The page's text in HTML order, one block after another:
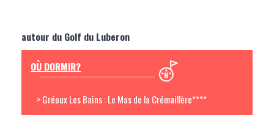
autour du Golf du Luberon
OÙ DORMIR?
> Gréoux Les Bains : Le Mas de la Crémaillère****